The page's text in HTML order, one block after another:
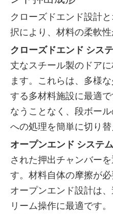
クローズドエンド設計
択により、材料の柔軟性
クローズドエンド シス
丈なスチール製のドア
ます。これらは、多様
する多材料施設に最適
なうことなく、段ボー
への処理を簡単に切り替
オープンエンド システ
された押出チャンバー
す。材料自体の摩擦が必
オープンエンド設計は
リーム操作に最適です。